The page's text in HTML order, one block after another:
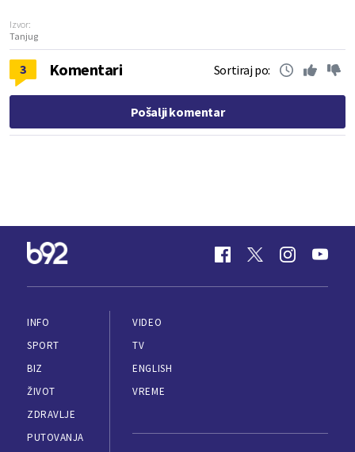
Izvor:
Tanjug
3 Komentari Sortiraj po:
Pošalji komentar
INFO
SPORT
BIZ
ŽIVOT
ZDRAVLJE
PUTOVANJA
VIDEO
TV
ENGLISH
VREME